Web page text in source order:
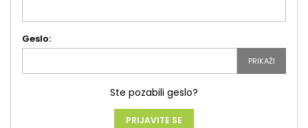
Geslo:
PRIKAŽI
Ste pozabili geslo?
PRIJAVITE SE